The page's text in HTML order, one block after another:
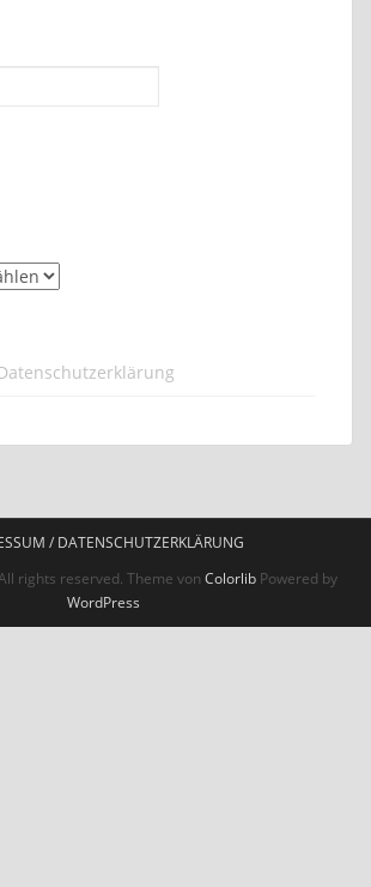
/ DATENSCHUTZERKLÄRUNG
rights reserved. Theme von Colorlib Powered by
WordPress